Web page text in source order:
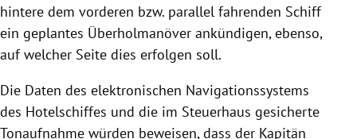
hintere dem vorderen bzw. parallel fahrenden Schiff
ein geplantes Überholmanöver ankündigen, ebenso,
auf welcher Seite dies erfolgen soll.
Die Daten des elektronischen Navigationssystems
des Hotelschiffes und die im Steuerhaus gesicherte
Tonaufnahme würden beweisen, dass der Kapitän